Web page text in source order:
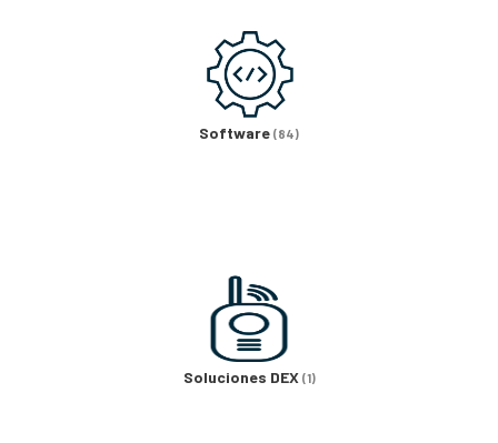
Software (84)
Soluciones DEX (1)